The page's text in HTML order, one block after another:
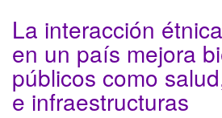
La interacción
en un país mejora
públicos como
e infraestructuras